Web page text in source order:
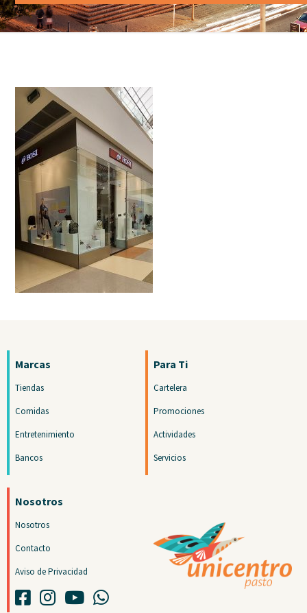
Marcas
Tiendas
Comidas
Entretenimiento
Bancos
Para Ti
Cartelera
Promociones
Actividades
Servicios
Nosotros
Nosotros
Contacto
Aviso de Privacidad